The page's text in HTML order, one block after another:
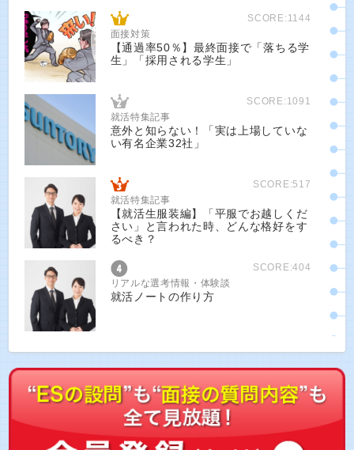
SCORE:1144
面接対策
【通過率50％】最終面接で「落ちる学
生」「採用される学生」
SCORE:1091
就活特集記事
意外と知らない！「実は上場していな
い有名企業32社」
SCORE:517
就活特集記事
【就活生服装編】「平服でお越しくだ
さい」と言われた時、どんな格好をす
るべき？
SCORE:404
リアルな選考情報・体験談
就活ノートの作り方